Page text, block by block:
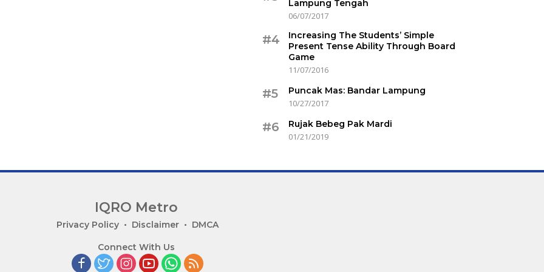
Lampung Tengah
06/07/2017
#4
Increasing The Students’ Simple
Present Tense Ability Through Board
Game
11/07/2016
#5
Puncak Mas: Bandar Lampung
10/27/2017
#6
Rujak Bebeg Pak Mardi
01/21/2019
IQRO Metro
Privacy Policy Disclaimer DMCA
Connect With Us